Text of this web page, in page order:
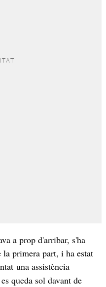
a prop d'arribar, s'ha
primera part, i ha estat
una assistència
queda sol davant de